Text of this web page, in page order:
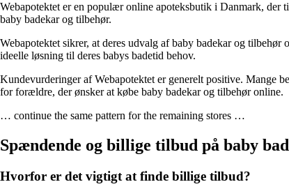
Webapotektet er en populær online apoteksbutik i Danmark, der
baby badekar og tilbehør.
Webapotektet sikrer, at deres udvalg af baby badekar og
ideelle løsning til deres babys badetid behov.
Kundevurderinger af Webapotektet er generelt positive. Mange
for forældre, der ønsker at købe baby badekar og tilbehør online.
… continue the same pattern for the remaining stores …
Spændende og billige tilbud på baby
Hvorfor er det vigtigt at finde billige tilbud?